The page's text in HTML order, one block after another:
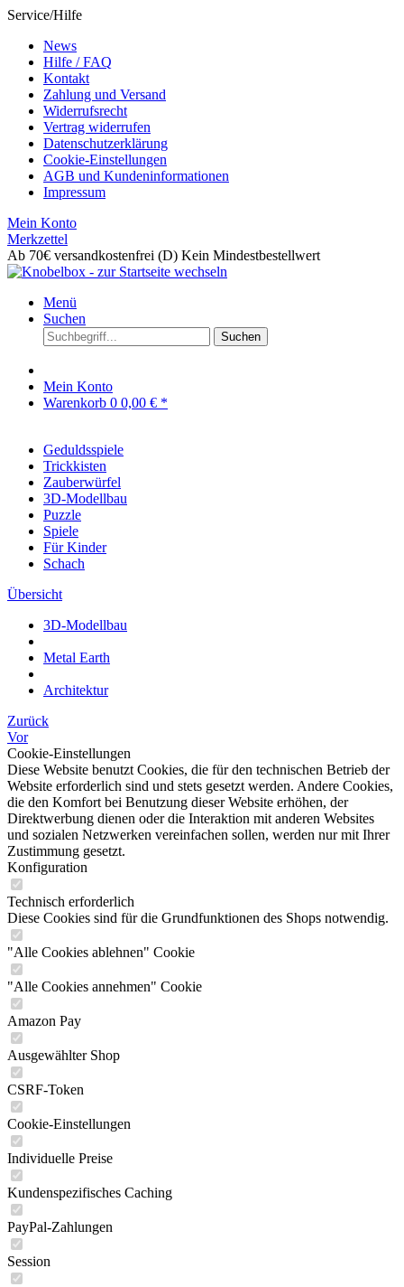
Service/Hilfe
News
Hilfe / FAQ
Kontakt
Zahlung und Versand
Widerrufsrecht
Vertrag widerrufen
Datenschutzerklärung
Cookie-Einstellungen
AGB und Kundeninformationen
Impressum
Mein Konto
Merkzettel
Ab 70€ versandkostenfrei (D) Kein Mindestbestellwert
Menü
Suchen
Suchen
Mein Konto
Warenkorb 0 0,00 € *
Geduldsspiele
Trickkisten
Zauberwürfel
3D-Modellbau
Puzzle
Spiele
Für Kinder
Schach
Übersicht
3D-Modellbau
Metal Earth
Architektur
Zurück
Vor
Cookie-Einstellungen
Diese Website benutzt Cookies, die für den technischen Betrieb der
Website erforderlich sind und stets gesetzt werden. Andere Cookies,
die den Komfort bei Benutzung dieser Website erhöhen, der
Direktwerbung dienen oder die Interaktion mit anderen Websites
und sozialen Netzwerken vereinfachen sollen, werden nur mit Ihrer
Zustimmung gesetzt.
Konfiguration
Technisch erforderlich
Diese Cookies sind für die Grundfunktionen des Shops notwendig.
"Alle Cookies ablehnen" Cookie
"Alle Cookies annehmen" Cookie
Amazon Pay
Ausgewählter Shop
CSRF-Token
Cookie-Einstellungen
Individuelle Preise
Kundenspezifisches Caching
PayPal-Zahlungen
Session